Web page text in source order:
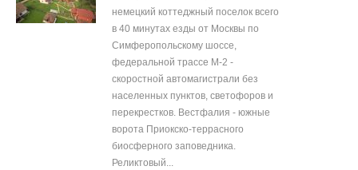
немецкий коттеджный поселок всего
в 40 минутах езды от Москвы по
Симферопольскому шоссе,
федеральной трассе М-2 -
скоростной автомагистрали без
населенных пунктов, светофоров и
перекрестков. Вестфалия - южные
ворота Приокско-террасного
биосферного заповедника.
Реликтовый...